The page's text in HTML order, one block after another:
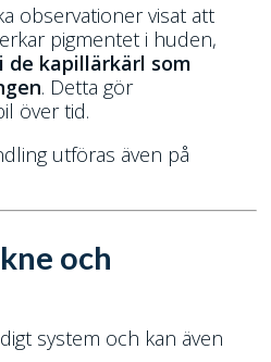
observationer visat att
pigmentet i huden,
de kapillärkärl som
. Detta gör
över tid.
utföras även på
och
system och kan även